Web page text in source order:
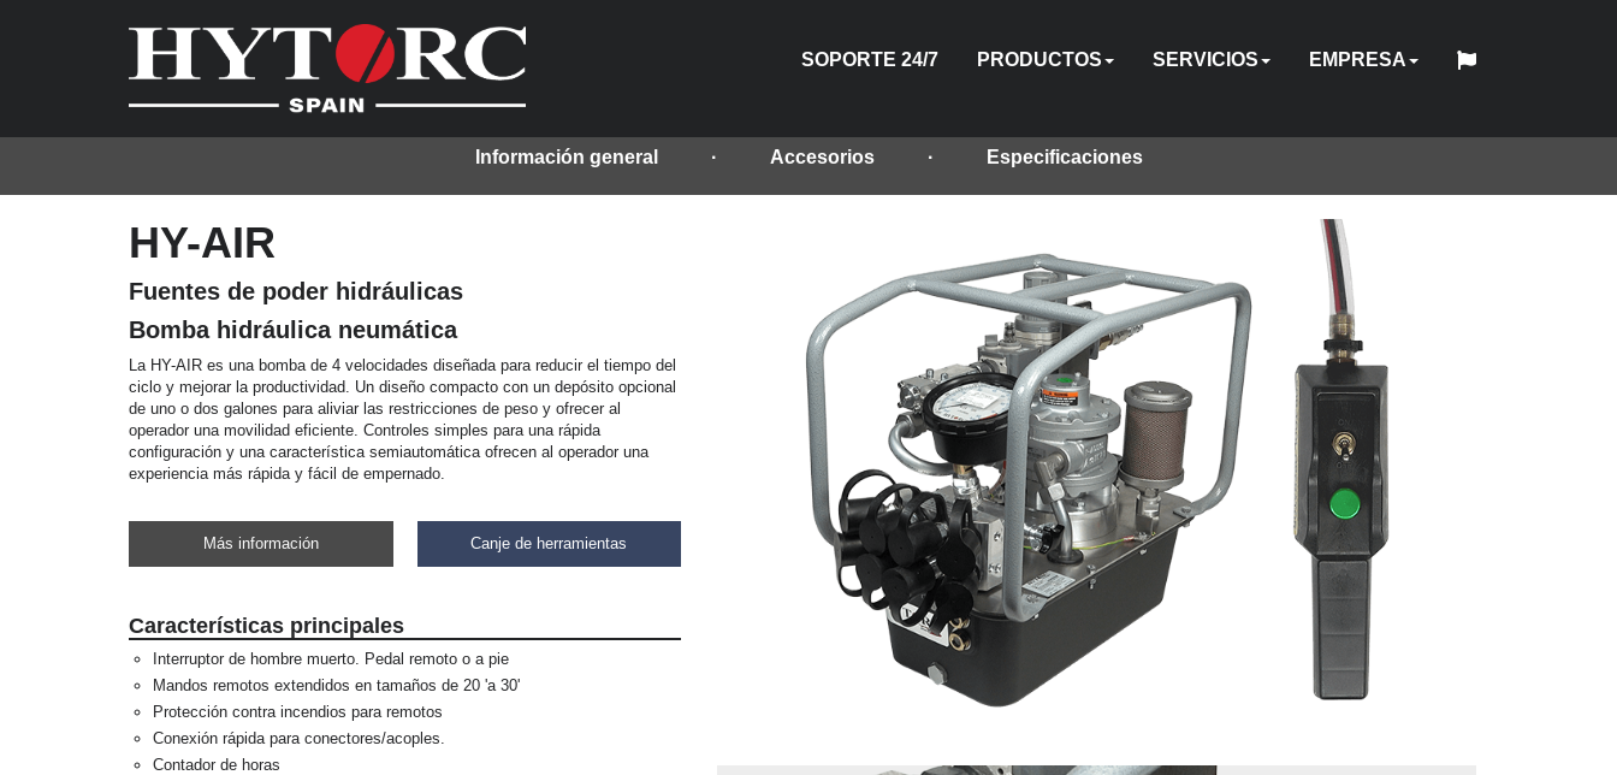
SOPORTE 24/7 PRODUCTOS
HIDRÁULICO
NEUMÁTICO
ELÉCTRICO
MANUAL
TENSIONADORES
SERVICIOS
CALIBRACIÓN
EQUIPOS
INGENIERÍA
PERSONALIZADA
SOFTWARE
DE
HERRAMIENTAS
CARE
CAPACITACIÓN
EMPRESA
QUIÉNES
SOMOS
INDUSTRIAS
ESTÁNDAR
HYTORC
Información general Accesorios Especificaciones
HY-AIR
Fuentes de poder hidráulicas
Bomba hidráulica neumática
La HY-AIR es una bomba de 4 velocidades diseñada para reducir el tiempo del
ciclo y mejorar la productividad. Un diseño compacto con un depósito opcional
de uno o dos galones para aliviar las restricciones de peso y ofrecer al
operador una movilidad eficiente. Controles simples para una rápida
configuración y una característica semiautomática ofrecen al operador una
experiencia más rápida y fácil de empernado.
Más información Canje de herramientas
Características principales
Interruptor de hombre muerto. Pedal remoto o a pie
Mandos remotos extendidos en tamaños de 20 'a 30'
Protección contra incendios para remotos
Conexión rápida para conectores/acoples.
Contador de horas